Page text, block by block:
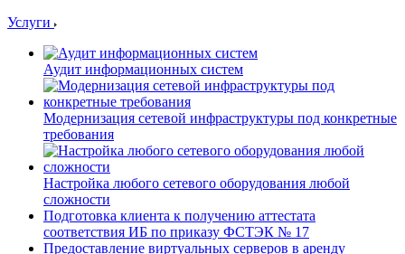
Услуги
Аудит информационных систем
Модернизация сетевой инфраструктуры под конкретные
требования
Настройка любого сетевого оборудования любой
сложности
Подготовка клиента к получению аттестата
соответствия ИБ по приказу ФСТЭК № 17
Предоставление виртуальных серверов в аренду